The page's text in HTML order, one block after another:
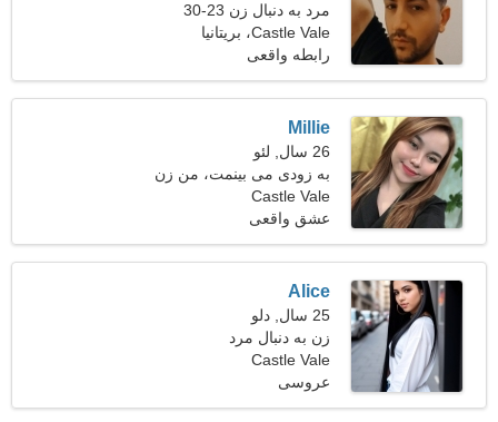
مرد به دنبال زن 23-30
Castle Vale، بریتانیا
رابطه واقعی
Millie
26 سال, لئو
به زودی می بینمت، من زن
فوق العاده ای هستم
Castle Vale
عشق واقعی
Alice
25 سال, دلو
زن به دنبال مرد
Castle Vale
عروسی